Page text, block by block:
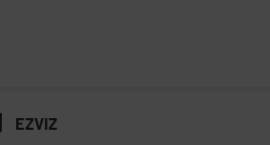
EZVIZ